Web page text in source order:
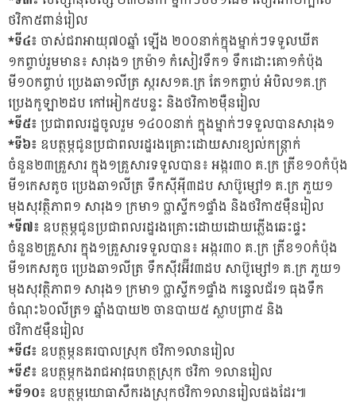
ថវិកា៥ពាន់រៀល
*ទី៤៖ ចាស់ជរាអាយុ៧០ឆ្នាំ ឡើង ២០០នាក់ក្នុងម្នាក់ៗទទួលឃីត
១កព្ចាប់រួមមាន៖ សារុង១ ក្រម៉ា១ កំសៀវទឹក១ ទឹកដោះគោ១កំប៉ុង
មី១០កព្ចាប់ ប្រេងឆា១លីត្រ ស្ករស១គ.ក្រ តែ១កព្ចាប់ អំបិល១គ.ក្រ
ប្រេងកូឡា២ដប កៅអៀក៥បន្ទះ និងថវិកា២ម៉ឺនរៀល
*ទី៥៖ប្រជាពលរដ្ឋចូលរួម ១៤០០នាក់ ក្នុងម្នាក់ៗទទួលបានសារុង១
*ទី៦៖ ឧបត្ថម្ភជូនប្រជាពលរដ្ឋរងគ្រោះដោយសារខ្យល់កន្ត្រាក់
ចំនួន២៣គ្រួសារ ក្នុង១គ្រួសារទទួលបាន៖ អង្ករ៣០ គ.ក្រ ត្រីខ១០កំប៉ុង
មី១កេសតូច ប្រេងឆា១លីត្រ ទឹកសុីអុី៣ដប សាប៊ូម្សៅ១ គ.ក្រ ភួយ១
មុងសុវត្ថិភាព១ សារុង១ ក្រមា១ ប្លាស្ទីក១ផ្ទាំង និងថវិកា៥ម៉ឺនរៀល
*ទី៧៖ ឧបត្ថម្ភជូនប្រជាពលរដ្ឋរងគ្រោះដោយដោយភ្លើងឆេះផ្ទះ
ចំនួន២គ្រួសារ ក្នុង១គ្រួសារទទួលបាន៖ អង្ករ៣០ គ.ក្រ ត្រីខ១០កំប៉ុង
មី១កេសតូច ប្រេងឆា១លីត្រ ទឹកស៊ីវអ៊ីវ៣ដប សាប៊ូម្សៅ១ គ.ក្រ ភួយ១
មុងសុវត្ថិភាព១ សារុង១ ក្រមា១ ប្លាស្ទីក១ផ្ទាំង កន្ទេលជ័រ១ ធុងទឹក
ចំណុះ៦០លីត្រ១ ឆ្នាំងបាយ២ ចានបាយ៥ ស្លាបព្រា៥ និង
ថវិកា៥ម៉ឺនរៀល
*ទី៨៖ ឧបត្ថម្ភនគរបាលស្រុក ថវិកា១លានរៀល
*ទី៩៖ ឧបត្ថម្ភកងរាជអាវុធហត្ថស្រុក ថវិកា ១លានរៀល
*ទី១០៖ ឧបត្ថម្ភយោធាសឹករងស្រុកថវិកា១លានរៀលផងដែរ៕